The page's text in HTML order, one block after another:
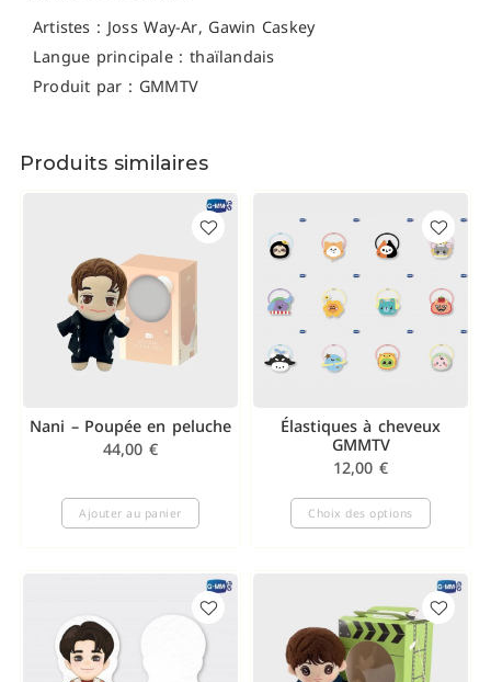
Artistes : Joss Way-Ar, Gawin Caskey
Langue principale : thaïlandais
Produit par : GMMTV
Produits similaires
Nani – Poupée en peluche
44,00 €
Ajouter au panier
Élastiques à cheveux
GMMTV
12,00 €
Choix des options